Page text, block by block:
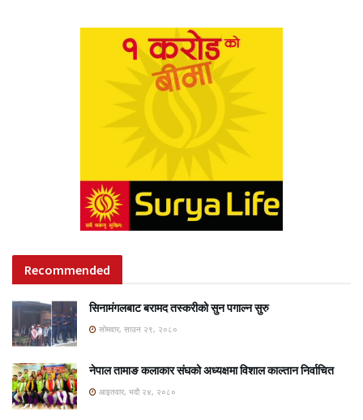
Recommended
सिनामंगलबाट बरामद तस्करीको सुन पगाल्न सुरु
सोमवार, साउन २९, २०८०
नेपाल तामाङ कलाकार संघको अध्यक्षमा विशाल काल्तान निर्वाचित
आइतवार, भदौ २४, २०८०